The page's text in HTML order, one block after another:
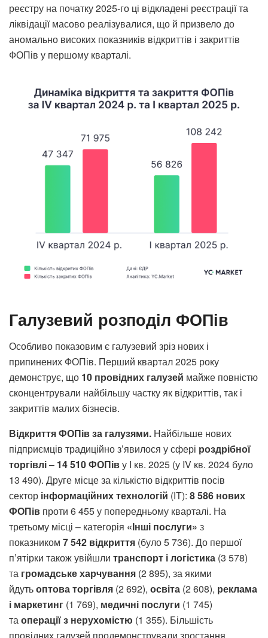
реєстру на початку 2025-го ці відкладені реєстрації та
ліквідації масово реалізувалися, що й призвело до
аномально високих показників відкриттів і закриттів
ФОПів у першому кварталі.
Галузевий розподіл ФОПів
Особливо показовим є галузевий зріз нових і
припинених ФОПів. Перший квартал 2025 року
демонструє, що 10 провідних галузей майже повністю
сконцентрували найбільшу частку як відкриттів, так і
закриттів малих бізнесів.
Відкриття ФОПів за галузями. Найбільше нових
підприємців традиційно з’явилося у сфері роздрібної
торгівлі– 14 510 ФОПіву I кв. 2025 (у IV кв. 2024 було
13 490). Друге місце за кількістю відкриттів посів
сектор інформаційних технологій (ІТ): 8 586 нових
ФОПів проти 6 455 у попередньому кварталі. На
третьому місці – категорія «Інші послуги» з
показником 7 542 відкриття (було 5 736). До першої
п’ятірки також увійшли транспорт і логістика (3 578)
та громадське харчування (2 895), за якими
йдутьоптова торгівля (2 692), освіта (2 608), реклама
і маркетинг (1 769), медичні послуги (1 745)
та операції з нерухомістю (1 355). Більшість
провідних галузей продемонстрували зростання